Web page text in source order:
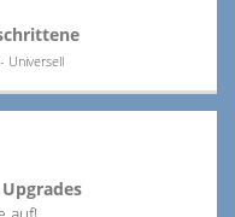
Universell